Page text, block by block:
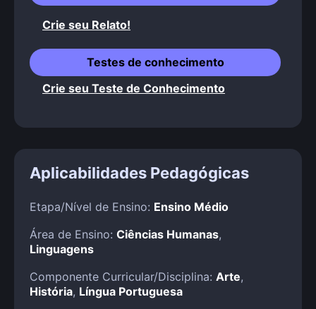
Crie seu Relato!
Testes de conhecimento
Crie seu Teste de Conhecimento
Aplicabilidades Pedagógicas
Etapa/Nível de Ensino: Ensino Médio
Área de Ensino: Ciências Humanas,
Linguagens
Componente Curricular/Disciplina: Arte,
História, Língua Portuguesa